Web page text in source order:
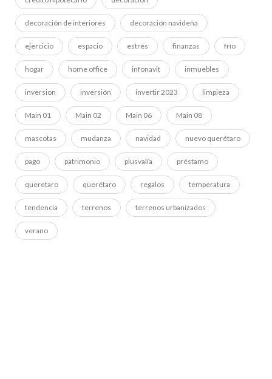
decoración de interiores decoración navideña
ejercicio espacio estrés finanzas frío
hogar home office infonavit inmuebles
inversion inversión invertir 2023 limpieza
Main 01 Main 02 Main 06 Main 08
mascotas mudanza navidad nuevo querétaro
pago patrimonio plusvalía préstamo
queretaro querétaro regalos temperatura
tendencia terrenos terrenos urbanizados
verano